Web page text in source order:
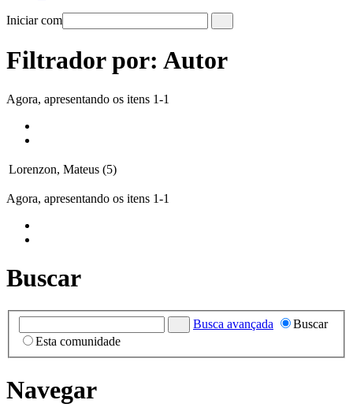
Iniciar com
Filtrador por: Autor
Agora, apresentando os itens 1-1
Lorenzon, Mateus (5)
Agora, apresentando os itens 1-1
Buscar
Busca avançada
Buscar
Esta comunidade
Navegar